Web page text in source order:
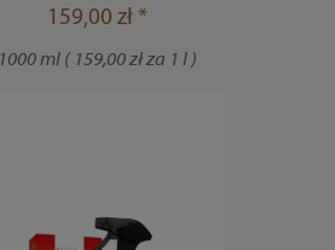
159,00 zł *
1000 ml ( 159,00 zł za 1 l )